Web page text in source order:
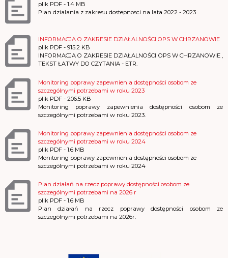
plik PDF - 1.4 MB
Plan dzialania z zakresu dostepnosci na lata 2022 - 2023
INFORMACJA O ZAKRESIE DZIAŁALNOŚCI OPS W CHRZANOWIE
plik PDF - 915.2 KB
INFORMACJA O ZAKRESIE DZIAŁALNOŚCI OPS W CHRZANOWIE ,
TEKST ŁATWY DO CZYTANIA - ETR.
Monitoring poprawy zapewnienia dostępności osobom ze
szczególnymi potrzebami w roku 2023
plik PDF - 206.5 KB
Monitoring poprawy zapewnienia dostępności osobom ze
szczególnymi potrzebami w roku 2023.
Monitoring poprawy zapewnienia dostępności osobom ze
szczególnymi potrzebami w roku 2024
plik PDF - 1.6 MB
Monitoring poprawy zapewnienia dostępności osobom ze
szczególnymi potrzebami w roku 2024
Plan działań na rzecz poprawy dostępności osobom ze
szczególnymi potrzebami na 2026 r
plik PDF - 1.6 MB
Plan działań na rzecz poprawy dostępności osobom ze
szczególnymi potrzebami na 2026r.